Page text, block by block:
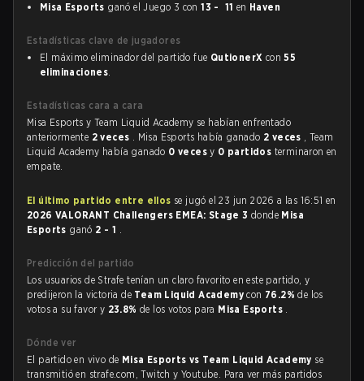
Misa Esports ganó el Juego 3 con13 - 11 en Haven
Estadísticas clave de jugadores
El máximo eliminador del partido fue QutionerX con55
eliminaciones.
Estadísticas cara a cara
Misa Esports y Team Liquid Academy se habían enfrentado
anteriormente 2 veces . Misa Esports había ganado 2 veces , Team
Liquid Academy había ganado 0 vecesy 0 partidos terminaron en
empate.
El último partido entre ellos se jugó el 23 jun 2026 a las 16:51 en
2026 VALORANT Challengers EMEA: Stage 3 donde Misa
Esports ganó 2 - 1 .
Predicción del partido
Los usuarios de Strafe tenían un claro favorito en este partido, y
predijeron la victoria de Team Liquid Academycon 76.2%de los
votos a su favor y 23.8%de los votos para Misa Esports .
Dónde ver
El partido en vivo de Misa Esports vs Team Liquid Academy se
transmitió en strafe.com, Twitch y Youtube. Para ver más partidos